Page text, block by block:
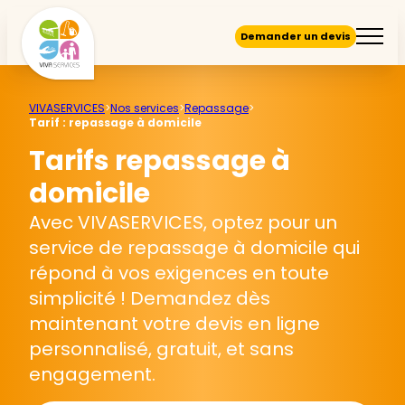
Demander un devis
VIVASERVICES>Nos services>Repassage>
Tarif : repassage à domicile
Tarifs repassage à
domicile
Avec VIVASERVICES, optez pour un
service de repassage à domicile qui
répond à vos exigences en toute
simplicité ! Demandez dès
maintenant votre devis en ligne
personnalisé, gratuit, et sans
engagement.